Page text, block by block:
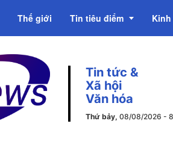
Thế giới Tin tiêu điểm
Emagazine
Tin tức &
Xã hội
Văn hóa
Thứ bảy, 08/08/2026 - 8